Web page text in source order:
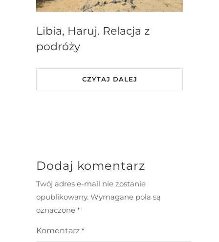
Libia, Haruj. Relacja z
podróży
CZYTAJ DALEJ
Dodaj komentarz
Twój adres e-mail nie zostanie
opublikowany. Wymagane pola są
oznaczone *
Komentarz *